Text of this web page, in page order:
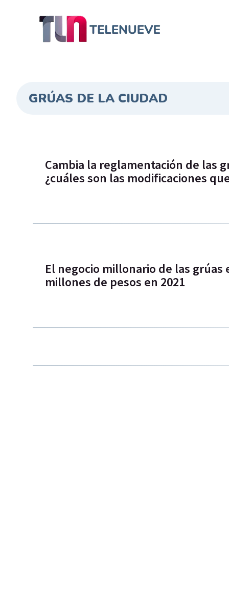
GRÚAS DE LA CIUDAD
Cambia la reglamentación de las
¿cuáles son las modificaciones
El negocio millonario de las grúas
millones de pesos en 2021